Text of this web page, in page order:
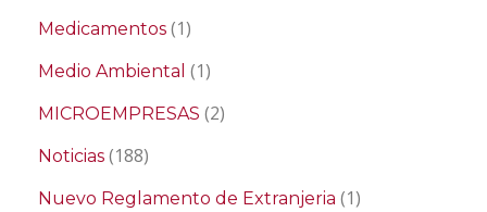
Medicamentos (1)
Medio Ambiental (1)
MICROEMPRESAS (2)
Noticias (188)
Nuevo Reglamento de Extranjeria (1)